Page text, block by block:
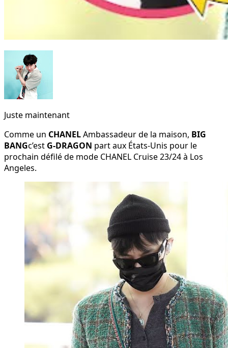
Juste maintenant
Comme un CHANELAmbassadeur de la maison, BIG
BANGc’est G-DRAGON part aux États-Unis pour le
prochain défilé de mode CHANEL Cruise 23/24 à Los
Angeles.